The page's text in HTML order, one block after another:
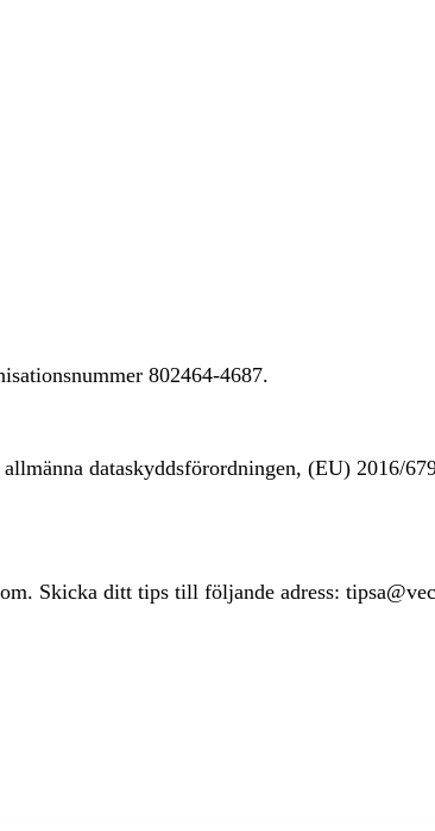
802464-4687.
dataskyddsförordningen, (EU) 2016/
Skicka ditt tips till följande adress: